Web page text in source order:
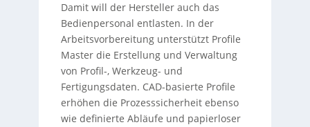
Damit will der Hersteller auch das
Bedienpersonal entlasten. In der
Arbeitsvorbereitung unterstützt Profile
Master die Erstellung und Verwaltung
von Profil-, Werkzeug- und
Fertigungsdaten. CAD-basierte Profile
erhöhen die Prozesssicherheit ebenso
wie definierte Abläufe und papierloser